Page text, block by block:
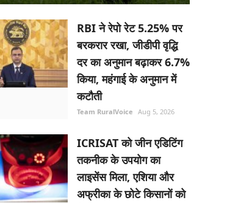
RBI ने रेपो रेट 5.25% पर
बरकरार रखा, जीडीपी वृद्धि
दर का अनुमान बढ़ाकर 6.7%
किया, महंगाई के अनुमान में
कटौती
Team RuralVoice Aug 5, 2026
ICRISAT को जीन एडिटिंग
तकनीक के उपयोग का
लाइसेंस मिला, एशिया और
अफ्रीका के छोटे किसानों को